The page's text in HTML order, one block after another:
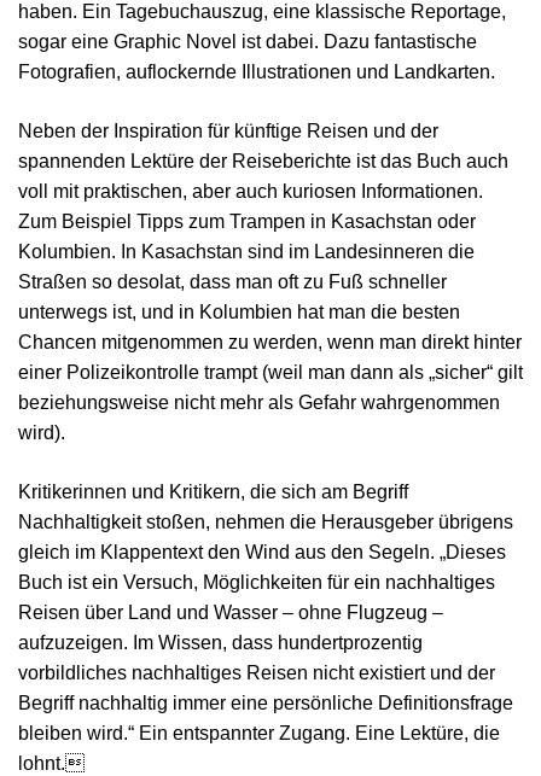
haben. Ein Tagebuchauszug, eine klassische Reportage,
sogar eine Graphic Novel ist dabei. Dazu fantastische
Fotografien, auflockernde Illustrationen und Landkarten.
Neben der Inspiration für künftige Reisen und der
spannenden Lektüre der Reiseberichte ist das Buch auch
voll mit praktischen, aber auch kuriosen Informationen.
Zum Beispiel Tipps zum Trampen in Kasachstan oder
Kolumbien. In Kasachstan sind im Landesinneren die
Straßen so desolat, dass man oft zu Fuß schneller
unterwegs ist, und in Kolumbien hat man die besten
Chancen mitgenommen zu werden, wenn man direkt hinter
einer Polizeikontrolle trampt (weil man dann als „sicher“ gilt
beziehungsweise nicht mehr als Gefahr wahrgenommen
wird).
Kritikerinnen und Kritikern, die sich am Begriff
Nachhaltigkeit stoßen, nehmen die Herausgeber übrigens
gleich im Klappentext den Wind aus den Segeln. „Dieses
Buch ist ein Versuch, Möglichkeiten für ein nachhaltiges
Reisen über Land und Wasser – ohne Flugzeug –
aufzuzeigen. Im Wissen, dass hundertprozentig
vorbildliches nachhaltiges Reisen nicht existiert und der
Begriff nachhaltig immer eine persönliche Definitionsfrage
bleiben wird.“ Ein entspannter Zugang. Eine Lektüre, die
lohnt.